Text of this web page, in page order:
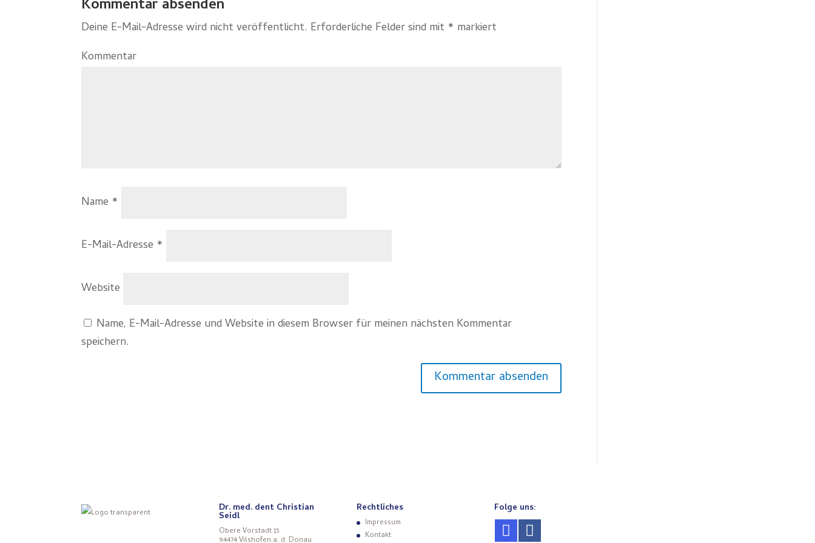
Kommentar absenden
Deine E-Mail-Adresse wird nicht veröffentlicht. Erforderliche Felder sind mit * markiert
Kommentar
Name *
E-Mail-Adresse *
Website
Name, E-Mail-Adresse und Website in diesem Browser für meinen nächsten Kommentar
speichern.
Dr. med. dent Christian
Seidl
Obere Vorstadt 15
94474 Vilshofen a. d. Donau
Rechtliches
Impressum
Kontakt
Folge uns: